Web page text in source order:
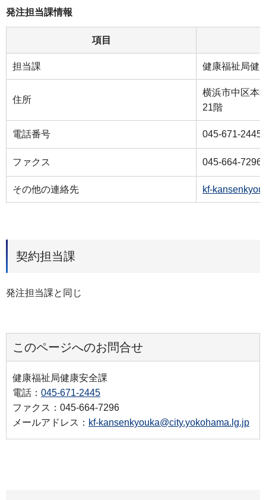
発注担当課情報
項目
担当課 健康福祉局健
住所
横浜市中区本
21階
電話番号 045-671-2445
ファクス 045-664-7296
その他の連絡先 kf-
契約担当課
発注担当課と同じ
このページへのお問合せ
健康福祉局健康安全課
電話： 045-671-2445
ファクス：045-664-7296
メールアドレス： kf-kansenkyouka@city.yokohama.lg.jp